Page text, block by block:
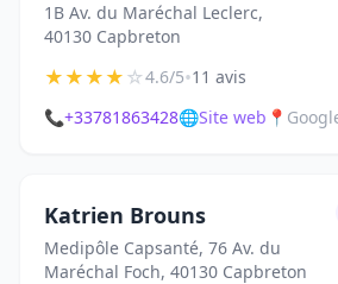
1B Av. du Maréchal Leclerc,
40130 Capbreton
★★★★☆4.6/5•11 avis
📞+33781863428🌐Site web 📍
Katrien Brouns
Medipôle Capsanté, 76 Av. du
Maréchal Foch, 40130 Capbreton